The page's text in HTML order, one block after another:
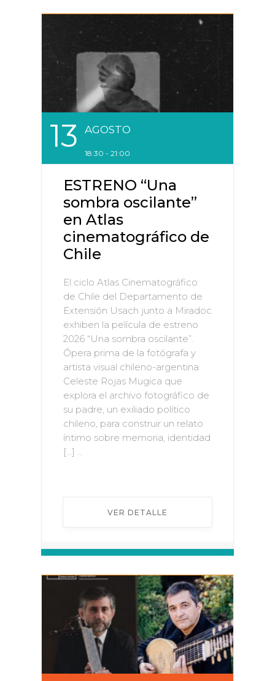
13 AGOSTO
18:30 - 21:00
ESTRENO “Una
sombra oscilante”
en Atlas
cinematográfico de
Chile
El ciclo Atlas Cinematográfico
de Chile del Departamento de
Extensión Usach junto a Miradoc
exhiben la película de estreno
2026 “Una sombra oscilante”.
Ópera prima de la fotógrafa y
artista visual chileno-argentina
Celeste Rojas Mugica que
explora el archivo fotográfico de
su padre, un exiliado político
chileno, para construir un relato
íntimo sobre memoria, identidad
[…] ...
VER DETALLE